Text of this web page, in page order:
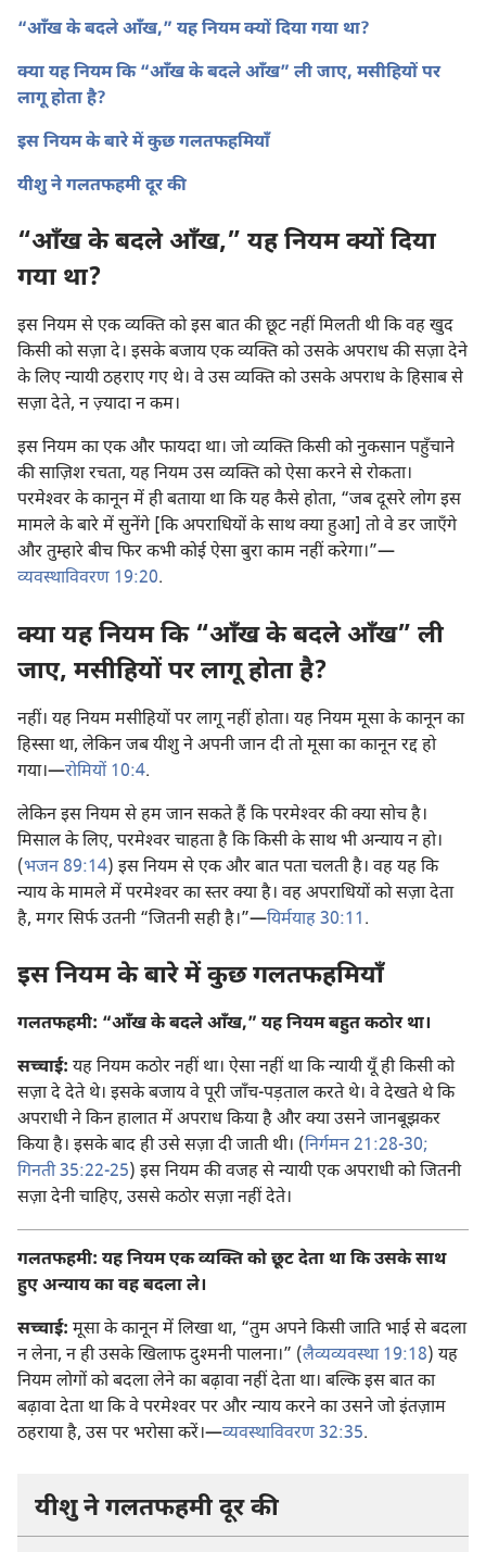
“आँख के बदले आँख,” यह नियम क्यों दिया गया था?
क्या यह नियम कि “आँख के बदले आँख” ली जाए, मसीहियों पर
लागू होता है?
इस नियम के बारे में कुछ गलतफहमियाँ
यीशु ने गलतफहमी दूर की
“आँख के बदले आँख,” यह नियम क्यों दिया
गया था?
इस नियम से एक व्यक्‍ति को इस बात की छूट नहीं मिलती थी कि वह खुद
किसी को सज़ा दे। इसके बजाय एक व्यक्‍ति को उसके अपराध की सज़ा देने
के लिए न्यायी ठहराए गए थे। वे उस व्यक्‍ति को उसके अपराध के हिसाब से
सज़ा देते, न ज़्यादा न कम।
इस नियम का एक और फायदा था। जो व्यक्‍ति किसी को नुकसान पहुँचाने
की साज़िश रचता, यह नियम उस व्यक्‍ति को ऐसा करने से रोकता।
परमेश्‍वर के कानून में ही बताया था कि यह कैसे होता, “जब दूसरे लोग इस
मामले के बारे में सुनेंगे [कि अपराधियों के साथ क्या हुआ] तो वे डर जाएँगे
और तुम्हारे बीच फिर कभी कोई ऐसा बुरा काम नहीं करेगा।”​—
व्यवस्थाविवरण 19:20.
क्या यह नियम कि “आँख के बदले आँख” ली
जाए, मसीहियों पर लागू होता है?
नहीं। यह नियम मसीहियों पर लागू नहीं होता। यह नियम मूसा के कानून का
हिस्सा था, लेकिन जब यीशु ने अपनी जान दी तो मूसा का कानून रद्द हो
गया।​—रोमियों 10:4.
लेकिन इस नियम से हम जान सकते हैं कि परमेश्‍वर की क्या सोच है।
मिसाल के लिए, परमेश्‍वर चाहता है कि किसी के साथ भी अन्याय न हो।
(भजन 89:14) इस नियम से एक और बात पता चलती है। वह यह कि
न्याय के मामले में परमेश्‍वर का स्तर क्या है। वह अपराधियों को सज़ा देता
है, मगर सिर्फ उतनी “जितनी सही है।”​—यिर्मयाह 30:11.
इस नियम के बारे में कुछ गलतफहमियाँ
गलतफहमी: “आँख के बदले आँख,” यह नियम बहुत कठोर था।
सच्चाई: यह नियम कठोर नहीं था। ऐसा नहीं था कि न्यायी यूँ ही किसी को
सज़ा दे देते थे। इसके बजाय वे पूरी जाँच-पड़ताल करते थे। वे देखते थे कि
अपराधी ने किन हालात में अपराध किया है और क्या उसने जानबूझकर
किया है। इसके बाद ही उसे सज़ा दी जाती थी। (निर्गमन 21:28-30;
गिनती 35:22-25) इस नियम की वजह से न्यायी एक अपराधी को जितनी
सज़ा देनी चाहिए, उससे कठोर सज़ा नहीं देते।
गलतफहमी: यह नियम एक व्यक्‍ति को छूट देता था कि उसके साथ
हुए अन्याय का वह बदला ले।
सच्चाई: मूसा के कानून में लिखा था, “तुम अपने किसी जाति भाई से बदला
न लेना, न ही उसके खिलाफ दुश्‍मनी पालना।” (लैव्यव्यवस्था 19:18) यह
नियम लोगों को बदला लेने का बढ़ावा नहीं देता था। बल्कि इस बात का
बढ़ावा देता था कि वे परमेश्‍वर पर और न्याय करने का उसने जो इंतज़ाम
ठहराया है, उस पर भरोसा करें।​—व्यवस्थाविवरण 32:35.
यीशु ने गलतफहमी दूर की